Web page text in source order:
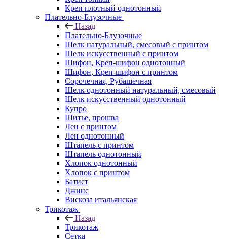
Креп плотный однотонный
Плательно-Блузочные
Назад
Плательно-Блузочные
Шелк натуральный, смесовый с принтом
Шелк искусственный с принтом
Шифон, Креп-шифон однотонный
Шифон, Креп-шифон с принтом
Сорочечная, Рубашечная
Шелк однотонный натуральный, смесовый
Шелк искусственный однотонный
Купро
Шитье, прошва
Лен с принтом
Лен однотонный
Штапель с принтом
Штапель однотонный
Хлопок однотонный
Хлопок с принтом
Батист
Джинс
Вискоза итальянская
Трикотаж
Назад
Трикотаж
Сетка